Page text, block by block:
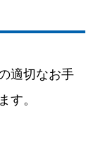
適切なお手
す。